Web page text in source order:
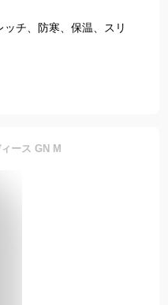
チ、防寒、保温、スリ
ース GN M